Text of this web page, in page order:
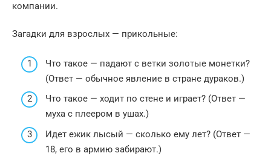
компании.
Загадки для взрослых — прикольные:
Что такое — падают с ветки золотые монетки?
(Ответ — обычное явление в стране дураков.)
Что такое — ходит по стене и играет? (Ответ —
муха с плеером в ушах.)
Идет ежик лысый — сколько ему лет? (Ответ —
18, его в армию забирают.)